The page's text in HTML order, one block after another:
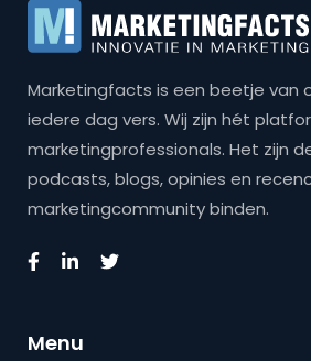
Marketingfacts is een beetje van
iedere dag vers. Wij zijn hét
marketingprofessionals. Het zijn
podcasts, blogs, opinies en
marketingcommunity binden.
Menu